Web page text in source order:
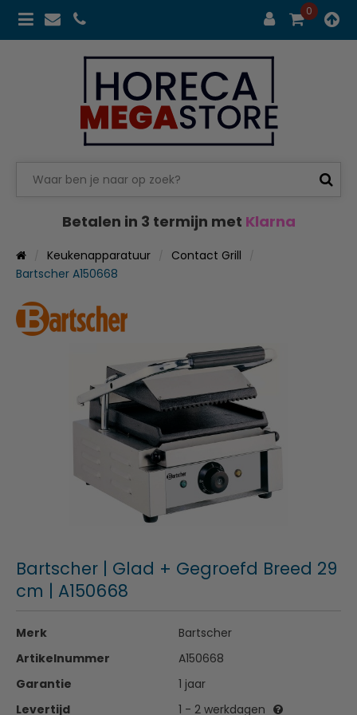
0
Betalen in 3 termijn met Klarna
Keukenapparatuur
Contact Grill
Bartscher A150668
Bartscher | Glad + Gegroefd Breed 29
cm | A150668
Merk
Bartscher
Artikelnummer
A150668
Garantie
1 jaar
Levertijd
1 - 2 werkdagen